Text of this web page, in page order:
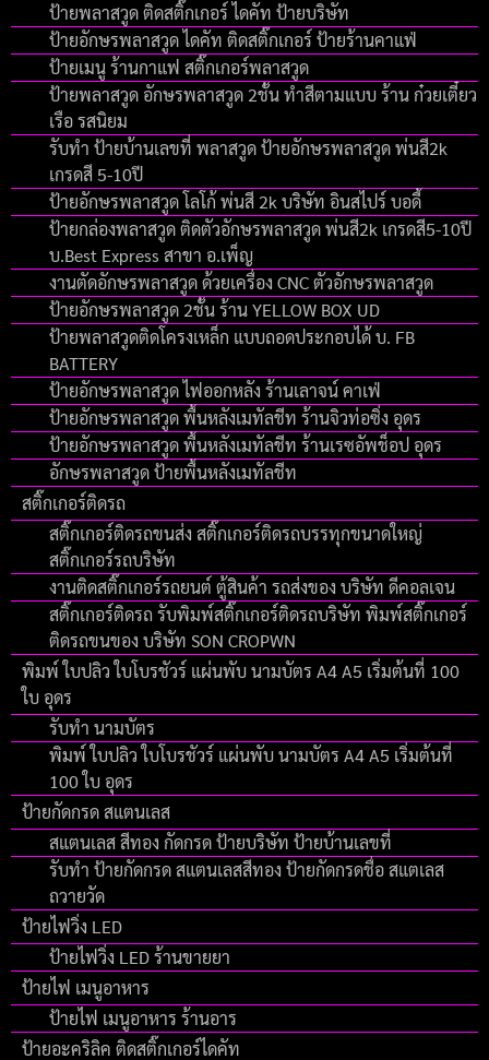
ป้ายพลาสวูด ติดสติ๊กเกอร์ ไดคัท ป้ายบริษัท
ป้ายอักษรพลาสวูด ไดคัท ติดสติ๊กเกอร์ ป้ายร้านคาแฟ่
ป้ายเมนู ร้านกาแฟ สติ๊กเกอร์พลาสวูด
ป้ายพลาสวูด อักษรพลาสวูด 2ชั้น ทำสีตามแบบ ร้าน ก๋วยเตี๋ยว
เรือ รสนิยม
รับทำ ป้ายบ้านเลขที่ พลาสวูด ป้ายอักษรพลาสวูด พ่นสี2k
เกรดสี 5-10ปี
ป้ายอักษรพลาสวูด โลโก้ พ่นสี 2k บริษัท อินสไปร์ บอดี้
ป้ายกล่องพลาสวูด ติดตัวอักษรพลาสวูด พ่นสี2k เกรดสี5-10ปี
บ.Best Express สาขา อ.เพ็ญ
งานตัดอักษรพลาสวูด ด้วยเครื่อง CNC ตัวอักษรพลาสวูด
ป้ายอักษรพลาสวูด 2ชั้น ร้าน YELLOW BOX UD
ป้ายพลาสวูดติดโครงเหล็ก แบบถอดประกอบได้ บ. FB
BATTERY
ป้ายอักษรพลาสวูด ไฟออกหลัง ร้านเลาจน์ คาเฟ่
ป้ายอักษรพลาสวูด พื้นหลังเมทัลชีท ร้านจิวท่อซิ่ง อุดร
ป้ายอักษรพลาสวูด พื้นหลังเมทัลชีท ร้านเรซอัพช็อป อุดร
อักษรพลาสวูด ป้ายพื้นหลังเมทัลชีท
สติ๊กเกอร์ติดรถ
สติ๊กเกอร์ติดรถขนส่ง สติ๊กเกอร์ติดรถบรรทุกขนาดใหญ่
สติ๊กเกอร์รถบริษัท
งานติดสติ๊กเกอร์รถยนต์ ตู้สินค้า รถส่งของ บริษัท ดีคอลเจน
สติ๊กเกอร์ติดรถ รับพิมพ์สติ๊กเกอร์ติดรถบริษัท พิมพ์สติ๊กเกอร์
ติดรถขนของ บริษัท SON CROPWN
พิมพ์ ใบปลิว ใบโบรชัวร์ แผ่นพับ นามบัตร A4 A5 เริ่มต้นที่ 100
ใบ อุดร
รับทำ นามบัตร
พิมพ์ ใบปลิว ใบโบรชัวร์ แผ่นพับ นามบัตร A4 A5 เริ่มต้นที่
100 ใบ อุดร
ป้ายกัดกรด สแตนเลส
สแตนเลส สีทอง กัดกรด ป้ายบริษัท ป้ายบ้านเลขที่
รับทำ ป้ายกัดกรด สแตนเลสสีทอง ป้ายกัดกรดชื่อ สแตเลส
ถวายวัด
ป้ายไฟวิ่ง LED
ป้ายไฟวิ่ง LED ร้านขายยา
ป้ายไฟ เมนูอาหาร
ป้ายไฟ เมนูอาหาร ร้านอาร
ป้ายอะคริลิค ติดสติ๊กเกอร์ไดคัท